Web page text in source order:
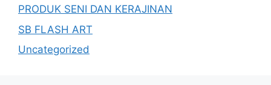
PRODUK SENI DAN KERAJINAN
SB FLASH ART
Uncategorized